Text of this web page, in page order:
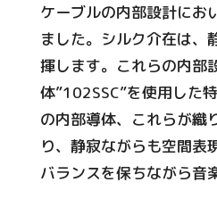
ケーブルの内部設計にお
ました。シルク介在は、
揮します。これらの内部
体”102SSC”を使用した
の内部導体、これらが織
り、静寂ながらも空間表
バランスを保ちながら音